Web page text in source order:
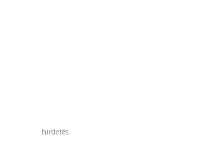
hirdetés